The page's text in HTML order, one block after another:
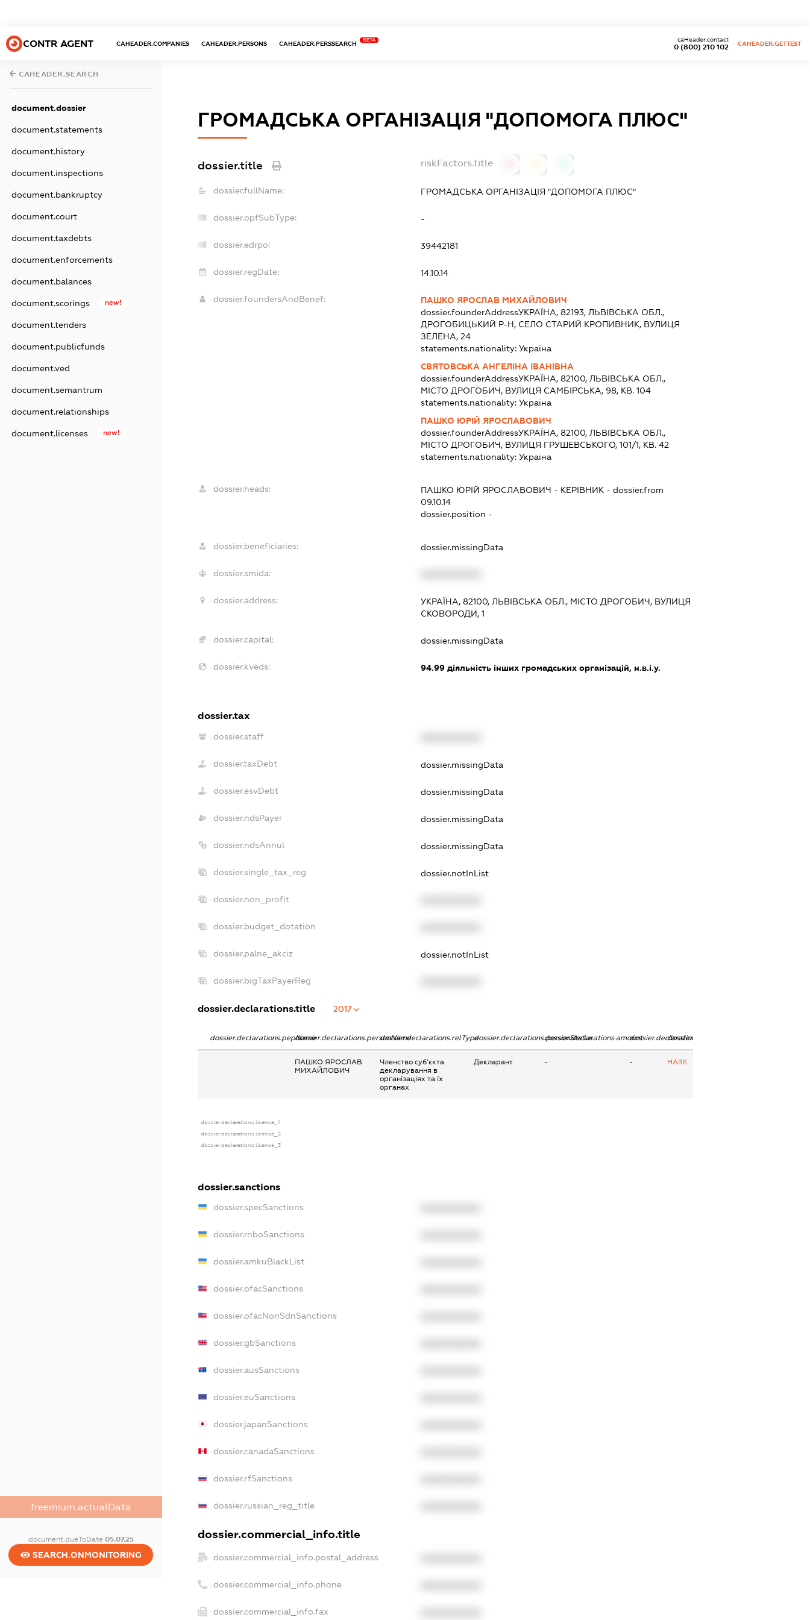
CONTR AGENT CAHEADER.COMPANIES CAHEADER.PERSONS CAHEADER.PERSSEARCH
BETA
0 (800) 210 102
caHeader.contact
CAHEADER.GETTEST
CAHEADER.SEARCH
document.dossier
document.statements
document.history
document.inspections
document.bankruptcy
document.court
document.taxdebts
document.enforcements
document.balances
document.scorings new!
document.tenders
document.publicfunds
document.ved
document.semantrum
document.relationships
document.licenses new!
freemium.actualData
document.dueToDate 05.07.25
SEARCH.ONMONITORING
ГРОМАДСЬКА ОРГАНІЗАЦІЯ "ДОПОМОГА ПЛЮС"
dossier.title riskFactors.title
dossier.fullName: ГРОМАДСЬКА ОРГАНІЗАЦІЯ "ДОПОМОГА ПЛЮС"
dossier.opfSubType: -
dossier.edrpo: 39442181
dossier.regDate: 14.10.14
dossier.foundersAndBenef:
ПАШКО ЯРОСЛАВ МИХАЙЛОВИЧ
dossier.founderAddressУКРАЇНА, 82193, ЛЬВІВСЬКА ОБЛ.,
ДРОГОБИЦЬКИЙ Р-Н, СЕЛО СТАРИЙ КРОПИВНИК, ВУЛИЦЯ
ЗЕЛЕНА, 24
statements.nationality:Україна
СВЯТОВСЬКА АНГЕЛІНА ІВАНІВНА
dossier.founderAddressУКРАЇНА, 82100, ЛЬВІВСЬКА ОБЛ.,
МІСТО ДРОГОБИЧ, ВУЛИЦЯ САМБІРСЬКА, 98, КВ. 104
statements.nationality:Україна
ПАШКО ЮРІЙ ЯРОСЛАВОВИЧ
dossier.founderAddressУКРАЇНА, 82100, ЛЬВІВСЬКА ОБЛ.,
МІСТО ДРОГОБИЧ, ВУЛИЦЯ ГРУШЕВСЬКОГО, 101/1, КВ. 42
statements.nationality:Україна
dossier.heads: ПАШКО ЮРІЙ ЯРОСЛАВОВИЧ - КЕРІВНИК - dossier.from
09.10.14
dossier.position -
dossier.beneficiaries: dossier.missingData
dossier.smida:
dossier.address:
УКРАЇНА, 82100, ЛЬВІВСЬКА ОБЛ., МІСТО ДРОГОБИЧ, ВУЛИЦЯ
СКОВОРОДИ, 1
dossier.capital: dossier.missingData
dossier.kveds: 94.99 діяльність інших громадських організацій, н.в.і.у.
dossier.tax
dossier.staff
dossier.taxDebt dossier.missingData
dossier.esvDebt dossier.missingData
dossier.ndsPayer dossier.missingData
dossier.ndsAnnul dossier.missingData
dossier.single_tax_reg dossier.notInList
dossier.non_profit
dossier.budget_dotation
dossier.palne_akciz dossier.notInList
dossier.bigTaxPayerReg
dossier.declarations.title 2017
dossier.declarations.pepNamedossier.declarations.personNamedossier.declarations.relTypedossier.declarations.personStatusdossier.declarations.amountdossier.declarations.currency
dossier.declarations.source
ПАШКО ЯРОСЛАВ
МИХАЙЛОВИЧ
Членство суб’єкта
декларування в
організаціях та їх
органах
Декларант - - НАЗК
dossier.declarations.license_1
dossier.declarations.license_2
dossier.declarations.license_3
dossier.sanctions
dossier.specSanctions
dossier.rnboSanctions
dossier.amkuBlackList
dossier.ofacSanctions
dossier.ofacNonSdnSanctions
dossier.gbSanctions
dossier.ausSanctions
dossier.euSanctions
dossier.japanSanctions
dossier.canadaSanctions
dossier.rfSanctions
dossier.russian_reg_title
dossier.commercial_info.title
dossier.commercial_info.postal_address
dossier.commercial_info.phone
dossier.commercial_info.fax